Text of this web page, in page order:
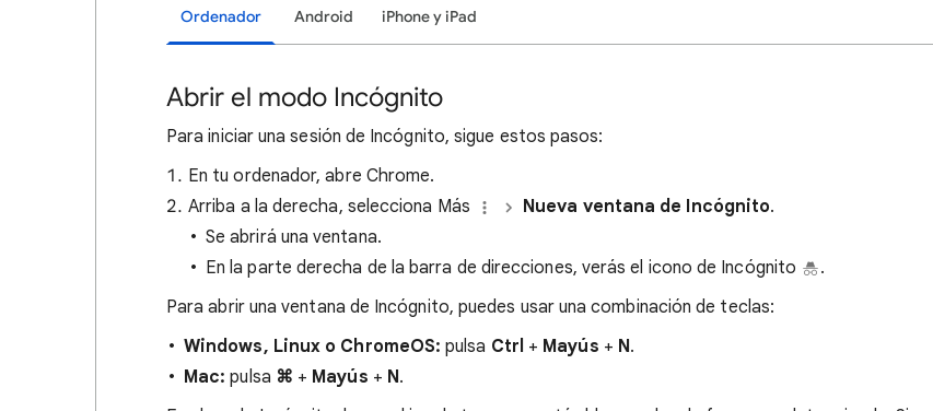
Ordenador Android iPhone y iPad
Abrir el modo Incógnito
Para iniciar una sesión de Incógnito, sigue estos pasos:
En tu ordenador, abre Chrome.
Arriba a la derecha, selecciona Más
Nueva ventana de Incógnito.
Se abrirá una ventana.
En la parte derecha de la barra de direcciones, verás el icono de Incógnito
.
Para abrir una ventana de Incógnito, puedes usar una combinación de teclas:
Windows, Linux o ChromeOS: pulsa Ctrl + Mayús + N.
Mac: pulsa ⌘ + Mayús + N.